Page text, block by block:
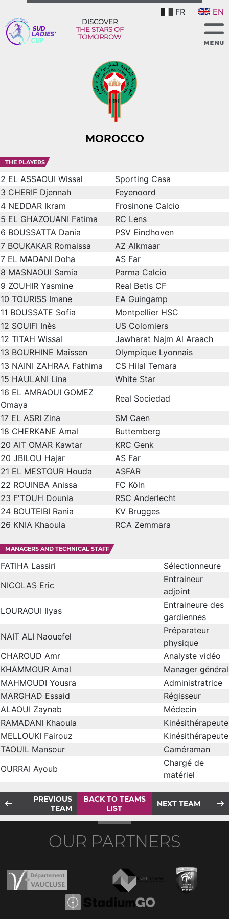
FR EN
DISCOVER
THE STARS OF
TOMORROW
MOROCCO
THE PLAYERS
2 EL ASSAOUI Wissal
Sporting Casa
3 CHERIF Djennah
Feyenoord
4 NEDDAR Ikram
Frosinone Calcio
5 EL GHAZOUANI Fatima
RC Lens
6 BOUSSATTA Dania
PSV Eindhoven
7 BOUKAKAR Romaissa
AZ Alkmaar
7 EL MADANI Doha
AS Far
8 MASNAOUI Samia
Parma Calcio
9 ZOUHIR Yasmine
Real Betis CF
10 TOURISS Imane
EA Guingamp
11 BOUSSATE Sofia
Montpellier HSC
12 SOUIFI Inès
US Colomiers
12 TITAH Wissal
Jawharat Najm Al Araach
13 BOURHINE Maissen
Olympique Lyonnais
13 NAINI ZAHRAA Fathima
CS Hilal Temara
15 HAULANI Lina
White Star
16 EL AMRAOUI GOMEZ
Omaya
Real Sociedad
17 EL ASRI Zina
SM Caen
18 CHERKANE Amal
Buttemberg
20 AIT OMAR Kawtar
KRC Genk
20 JBILOU Hajar
AS Far
21 EL MESTOUR Houda
ASFAR
22 ROUINBA Anissa
FC Köln
23 F'TOUH Dounia
RSC Anderlecht
24 BOUTEIBI Rania
KV Brugges
26 KNIA Khaoula RCA Zemmara
MANAGERS AND TECHNICAL STAFF
FATIHA Lassiri
Sélectionneure
NICOLAS Eric
Entraineur
adjoint
LOURAOUI Ilyas
Entraineure des
gardiennes
NAIT ALI Naouefel
Préparateur
physique
CHAROUD Amr
Analyste vidéo
KHAMMOUR Amal
Manager général
MAHMOUDI Yousra
Administratrice
MARGHAD Essaid
Régisseur
ALAOUI Zaynab
Médecin
RAMADANI Khaoula
Kinésithérapeute
MELLOUKI Fairouz
Kinésithérapeute
TAOUIL Mansour
Caméraman
OURRAI Ayoub
Chargé de
matériel
PREVIOUS
TEAM
BACK TO TEAMS
LIST
NEXT TEAM
OUR PARTNERS